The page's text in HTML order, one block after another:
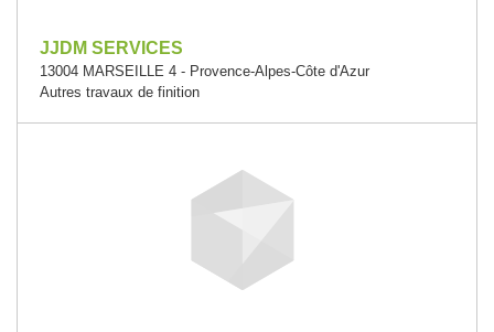
JJDM SERVICES
13004 MARSEILLE 4 - Provence-Alpes-Côte d'Azur
Autres travaux de finition